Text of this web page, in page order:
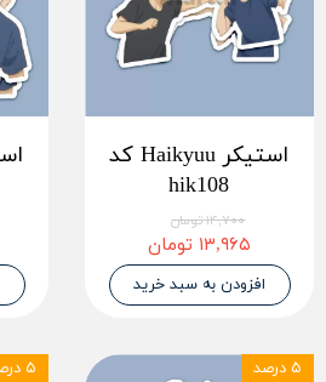
استیکر Haikyuu کد
hik108
۱۴,۷۰۰ تومان
۱۳,۹۶۵ تومان
افزودن به سبد خرید
۵ درصد ۵ درصد